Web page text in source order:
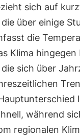
sich auf
über einige
die
Klima
sich über
während
regionalen